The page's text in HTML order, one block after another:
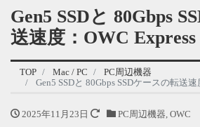
Gen5 SSDと 80Gbps
送速度：OWC
TOP Mac / PC
PC周辺機器
Gen5 SSDと 80Gbps SSDケースの転送速度
2025年11月23日 PC周辺機器, OWC